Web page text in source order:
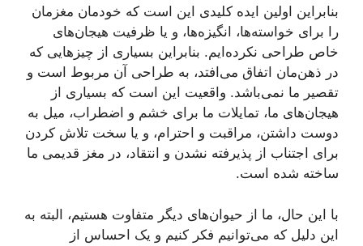
بنابراین اولین ایده کلیدی این است که خودمان مغزمان
را برای خواسته‌ها، انگیزه‌ها، و یا ظرفیت هیجان‌های
خاص طراحی نکرده‌ایم. بنابراین بسیاری از چیزهایی که
در ذهن‌مان اتفاق می‌افتد، به طراحی آن مربوط است و
تقصیر ما نمی‌باشد. واقعیت این است که بسیاری از
هیجان‌های ما، تمایلات ما برای خشم و اضطراب، میل به
دوست داشتن، مراقبت و احترام، و یا سخت تلاش کردن
برای اجتناب از پذیرفته نشدن و انتقاد، در مغز قدیمی ما
ساخته شده است.
با این حال، ما از حیوان‌های دیگر متفاوت هستیم، البته به
این دلیل که می‌توانیم فکر کنیم و یک احساس از